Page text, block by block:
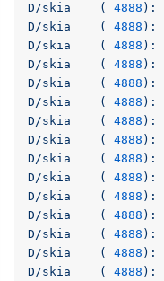
D/skia
( 4888 ):
D/skia
( 4888 ):
D/skia
( 4888 ):
D/skia
( 4888 ):
D/skia
( 4888 ):
D/skia
( 4888 ):
D/skia
( 4888 ):
D/skia
( 4888 ):
D/skia
( 4888 ):
D/skia
( 4888 ):
D/skia
( 4888 ):
D/skia
( 4888 ):
D/skia
( 4888 ):
D/skia
( 4888 ):
D/skia
( 4888 ):